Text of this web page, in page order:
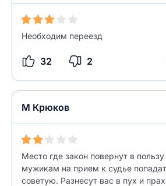
Необходим переезд
32 2
М Крюков
Место где закон повернут в
мужикам на прием к судье
советую. Разнесут вас в пух и
Как вы оцените судебный
разрешить публикацию
ОСТАВИТЬ
разрешить публикацию
ЗАКРЫТЬ